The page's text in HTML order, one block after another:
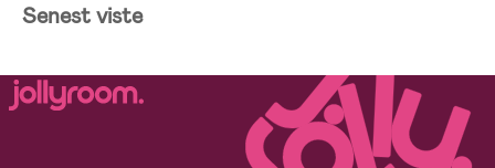
Senest viste